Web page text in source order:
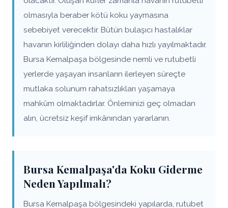
olmasıyla beraber kötü koku yaymasına
sebebiyet verecektir. Bütün bulaşıcı hastalıklar
havanın kirliliğinden dolayı daha hızlı yayılmaktadır.
Bursa Kemalpaşa bölgesinde nemli ve rutubetli
yerlerde yaşayan insanların ilerleyen süreçte
mutlaka solunum rahatsızlıkları yaşamaya
mahkûm olmaktadırlar. Önleminizi geç olmadan
alın, ücretsiz keşif imkânından yararlanın.
Bursa Kemalpaşa'da Koku Giderme
Neden Yapılmalı?
Bursa Kemalpaşa bölgesindeki yapılarda, rutubet